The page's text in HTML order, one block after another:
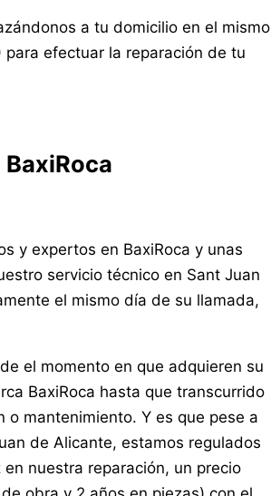
a tu domicilio en el mismo
efectuar la reparación de tu
y expertos en BaxiRoca y unas
servicio técnico en Sant Juan
el mismo día de su llamada,
el momento en que adquieren su
BaxiRoca hasta que transcurrido
mantenimiento. Y es que pese a
de Alicante, estamos regulados
nuestra reparación, un precio